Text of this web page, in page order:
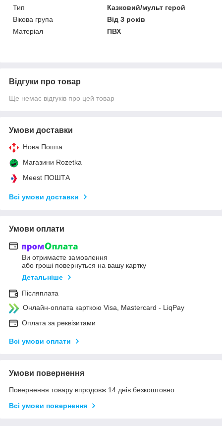
Тип
Казковий/мульт герой
Вікова група
Від 3 років
Матеріал
ПВХ
Відгуки про товар
Ще немає відгуків про цей товар
Умови доставки
Нова Пошта
Магазини Rozetka
Meest ПОШТА
Всі умови доставки
Умови оплати
Ви отримаєте замовлення
або гроші повернуться на вашу картку
Детальніше
Післяплата
Онлайн-оплата карткою Visa, Mastercard - LiqPay
Оплата за реквізитами
Всі умови оплати
Умови повернення
Повернення товару впродовж 14 днів безкоштовно
Всі умови повернення